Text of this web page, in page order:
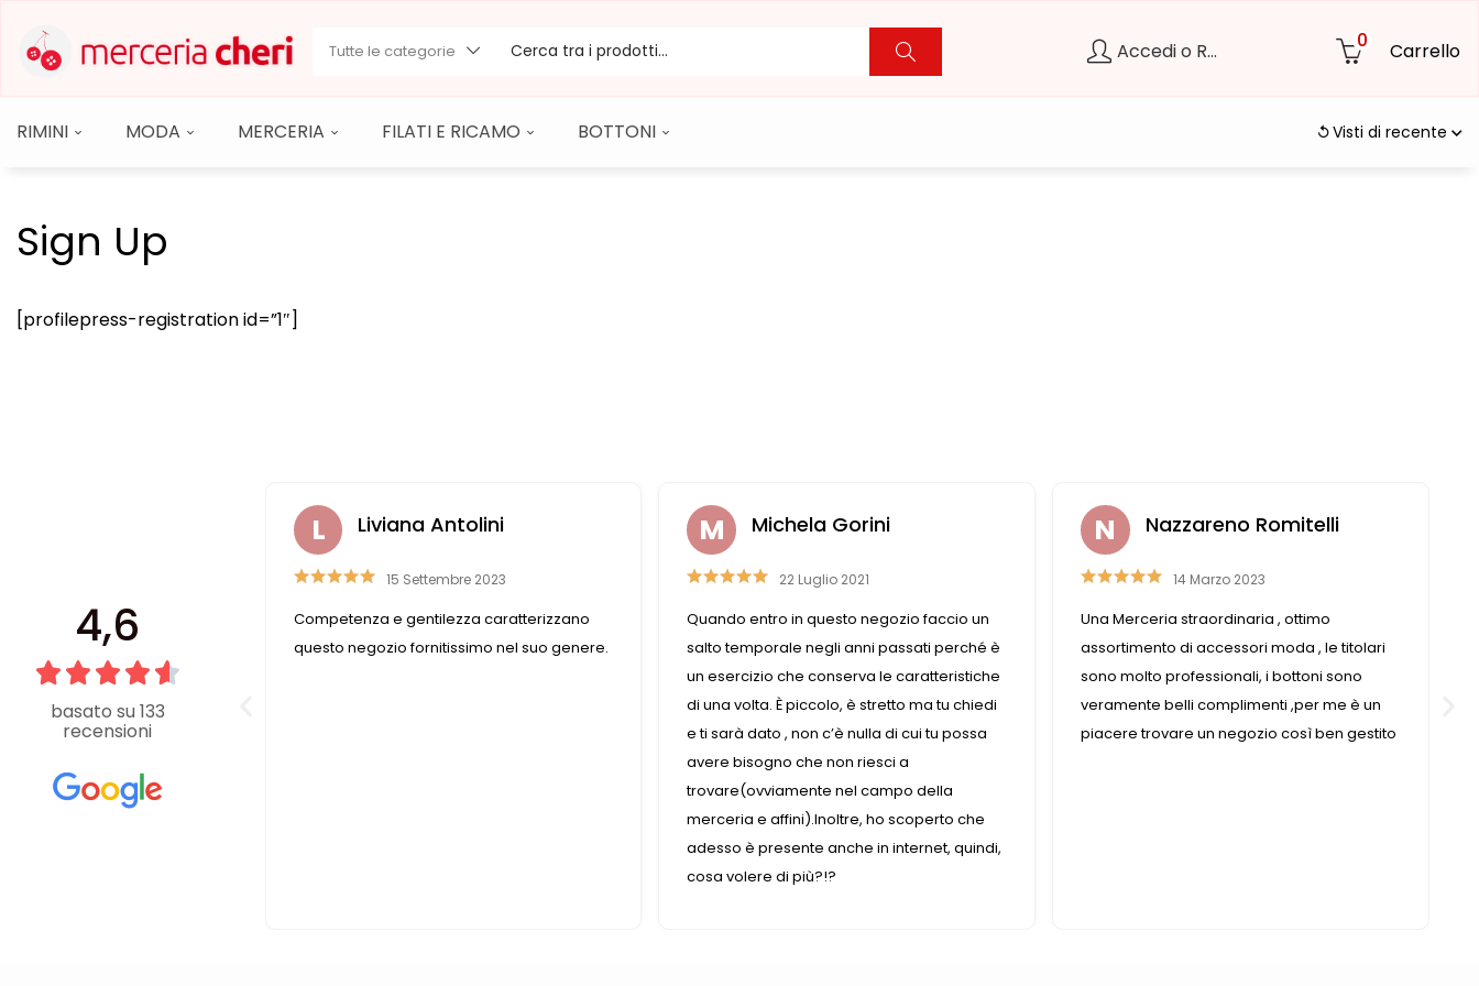
Tutte le categorie Accedi o Registrati 0 Carrello
RIMINI MODA MERCERIA FILATI E RICAMO BOTTONI Visti di recente
Sign Up
[profilepress-registration id=”1″]
4,6
basato su 133
recensioni
e disponibile, trovo
di cui ho bisogno
Liviana Antolini
15 Settembre 2023
Competenza e gentilezza caratterizzano
questo negozio fornitissimo nel suo genere.
Michela Gorini
22 Luglio 2021
Quando entro in questo negozio faccio un
salto temporale negli anni passati perché è
un esercizio che conserva le caratteristiche
di una volta. È piccolo, è stretto ma tu chiedi
e ti sarà dato , non c’è nulla di cui tu possa
avere bisogno che non riesci a
trovare(ovviamente nel campo della
merceria e affini).Inoltre, ho scoperto che
adesso è presente anche in internet, quindi,
cosa volere di più?!?
Nazzareno Romitelli
14 Marzo 2023
Una Merceria straordinaria , ottimo
assortimento di accessori moda , le titolari
sono molto professionali, i bottoni sono
veramente belli complimenti ,per me è un
piacere trovare un negozio così ben gestito